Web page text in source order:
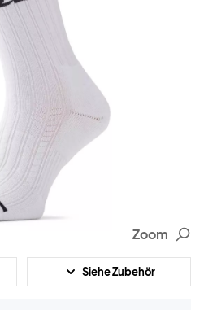
Zoom
Siehe Zubehör